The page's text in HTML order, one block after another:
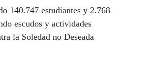
140.747 estudiantes y 2.768
escudos y actividades
la Soledad no Deseada